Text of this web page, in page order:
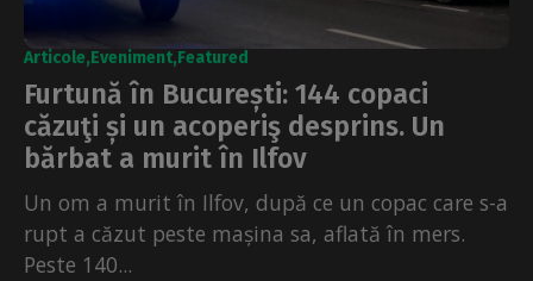
Articole Eveniment Featured
Furtună în București: 144 copaci
căzuţi și un acoperiş desprins. Un
bărbat a murit în Ilfov
Un om a murit în Ilfov, după ce un copac care s-a
rupt a căzut peste mașina sa, aflată în mers.
Peste 140...